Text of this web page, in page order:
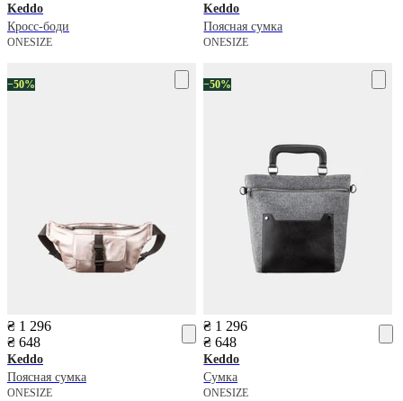
Keddo
Кросс-боди
ONESIZE
Keddo
Поясная сумка
ONESIZE
−50%
₴ 1 296
₴ 648
Keddo
Поясная сумка
ONESIZE
−50%
₴ 1 296
₴ 648
Keddo
Сумка
ONESIZE